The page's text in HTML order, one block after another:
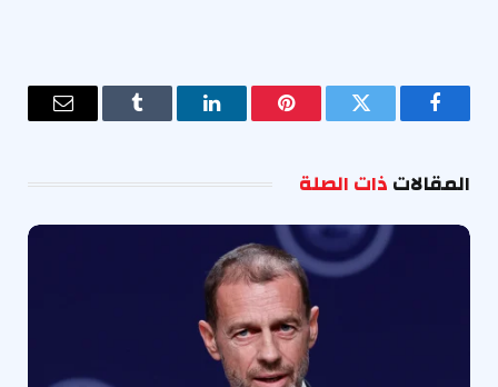
فيسبوك تويتر بينتيريستلينكدإن Tumblr
البريد
المقالاتذات الصلة